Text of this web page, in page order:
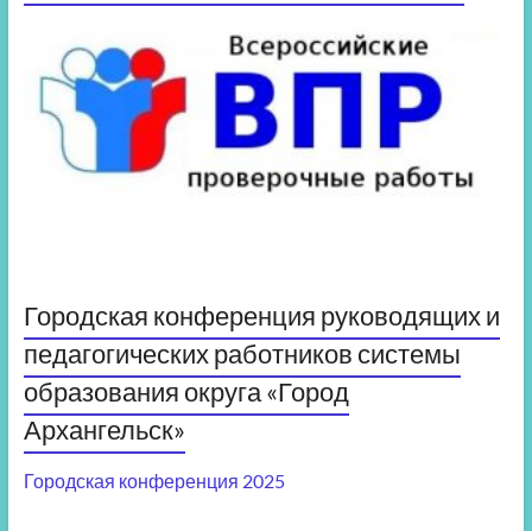
Городская конференция руководящих и
педагогических работников системы
образования округа «Город
Архангельск»
Городская конференция 2025